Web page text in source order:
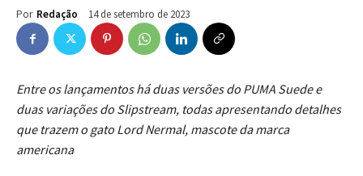
Por Redação 14 de setembro de 2023
Entre os lançamentos há duas versões do PUMA Suede e
duas variações do Slipstream, todas apresentando detalhes
que trazem o gato Lord Nermal, mascote da marca
americana